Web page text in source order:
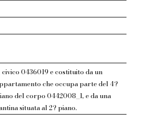
0436019 e costituito da un
che occupa parte del 4?
del corpo 0442008_1, e da una
situata al 2? piano.